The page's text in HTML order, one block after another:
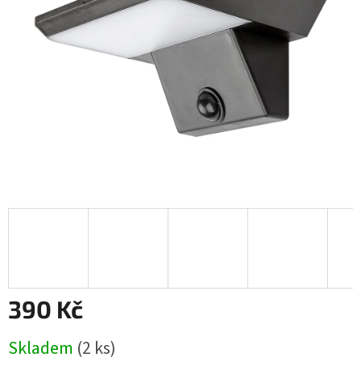
390 Kč
cena:
Skladem (2 ks)